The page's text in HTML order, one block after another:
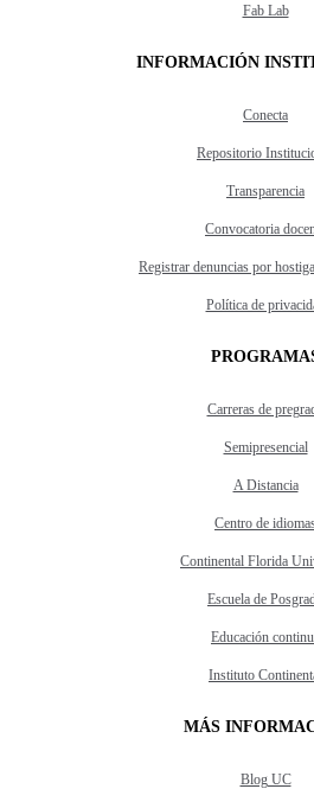
Fab Lab
INFORMACIÓN
Conecta
Repositorio
Transparencia
Convocatoria
Registrar denuncias por
Política de
Carreras de
Semipresencial
A Distancia
Centro de
Continental Florida
Escuela de
Educación
Instituto
MÁS
Blog UC